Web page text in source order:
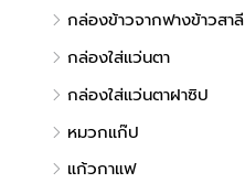
กล่องข้าวจากฟางข้าวสาลี
กล่องใส่แว่นตา
กล่องใส่แว่นตาฝาซิป
หมวกแก๊ป
แก้วกาแฟ